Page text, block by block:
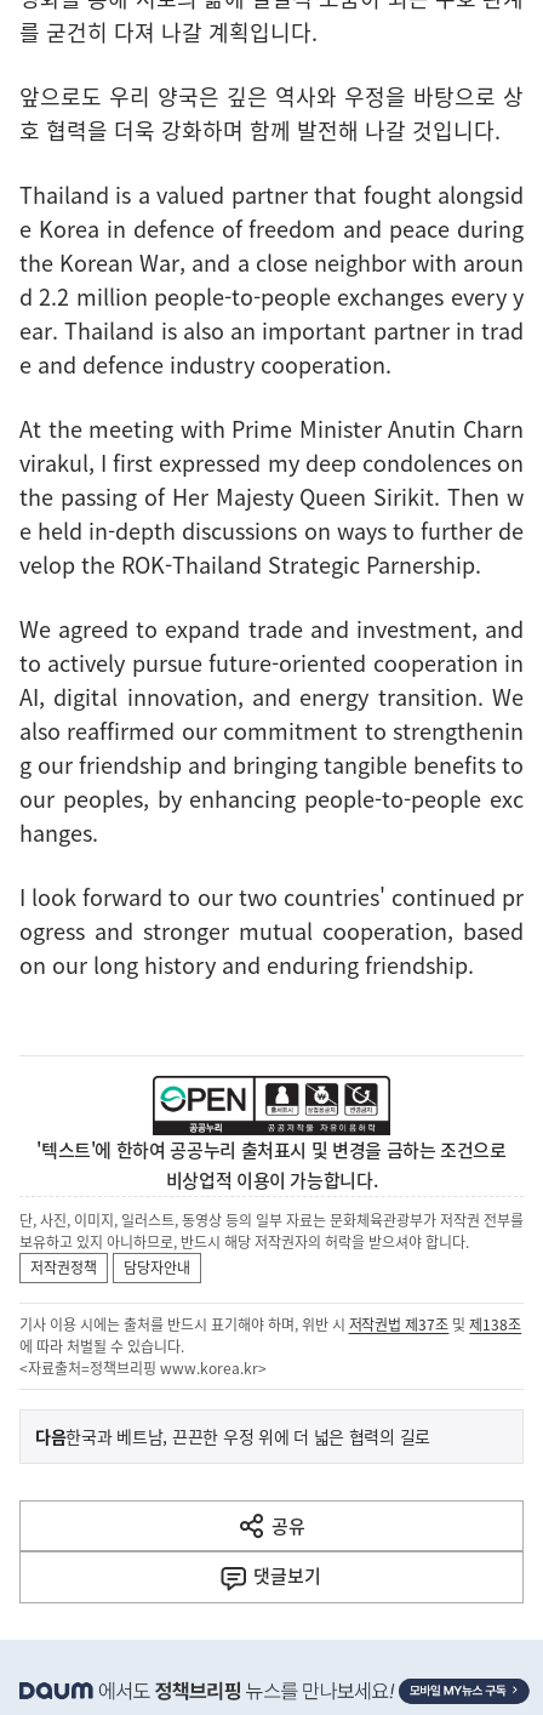
를 굳건히 다져 나갈 계획입니다.
앞으로도 우리 양국은 깊은 역사와 우정을 바탕으로 상
호 협력을 더욱 강화하며 함께 발전해 나갈 것입니다.
Thailand is a valued partner that fought alongsid
e Korea in defence of freedom and peace during
the Korean War, and a close neighbor with aroun
d 2.2 million people-to-people exchanges every y
ear. Thailand is also an important partner in trad
e and defence industry cooperation.
At the meeting with Prime Minister Anutin Charn
virakul, I first expressed my deep condolences on
the passing of Her Majesty Queen Sirikit. Then w
e held in-depth discussions on ways to further de
velop the ROK-Thailand Strategic Parnership.
We agreed to expand trade and investment, and
to actively pursue future-oriented cooperation in
AI, digital innovation, and energy transition. We
also reaffirmed our commitment to strengthenin
g our friendship and bringing tangible benefits to
our peoples, by enhancing people-to-people exc
hanges.
I look forward to our two countries' continued pr
ogress and stronger mutual cooperation, based
on our long history and enduring friendship.
'텍스트'에 한하여 공공누리 출처표시 및 변경을 금하는 조건으로
비상업적 이용이 가능합니다.
단, 사진, 이미지, 일러스트, 동영상 등의 일부 자료는 문화체육관광부가 저작권 전부를
보유하고 있지 아니하므로, 반드시 해당 저작권자의 허락을 받으셔야 합니다.
저작권정책
담당자안내
기사 이용 시에는 출처를 반드시 표기해야 하며, 위반 시 저작권법 제37조 및제138조
에 따라 처벌될 수 있습니다.
<자료출처=정책브리핑 www.korea.kr>
이
전
다
음
다음기
사
한국과 베트남, 끈끈한 우정 위에 더 넓은 협력의 길로
공유
열
기
댓글보기
단